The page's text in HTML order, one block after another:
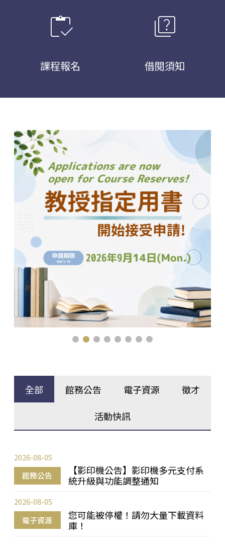
inventory
課程報名
quiz
借閱須知
全部 館務公告 電子資源 徵才
活動快訊
館務公告
【影印機公告】影印機多元支付系
統升級與功能調整通知
2026-08-05
電子資源
您可能被停權！請勿大量下載資料
庫！
2026-08-05